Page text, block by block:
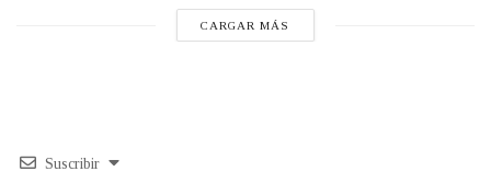
CARGAR MÁS
Suscribir